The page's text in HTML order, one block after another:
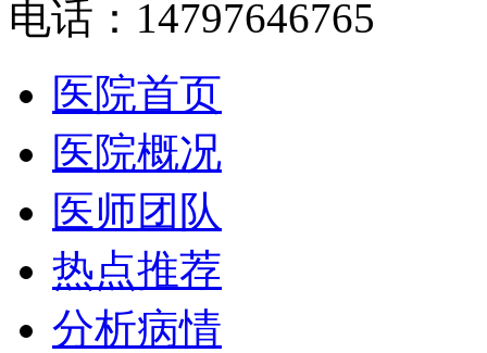
电话：14797646765
医院首页
医院概况
医师团队
热点推荐
分析病情